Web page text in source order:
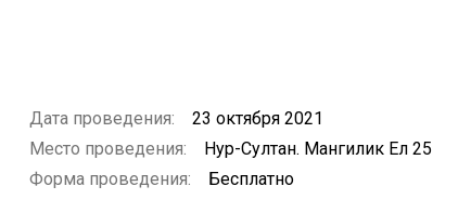
Дата проведения:
23 октября 2021
Место проведения:
Нур-Султан. Мангилик Ел 25
Форма проведения:
Бесплатно